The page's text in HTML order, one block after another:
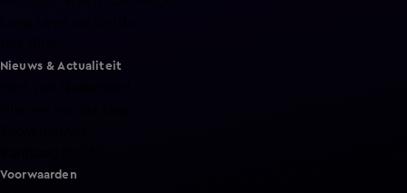
Nieuws & Actualiteit
Voorwaarden